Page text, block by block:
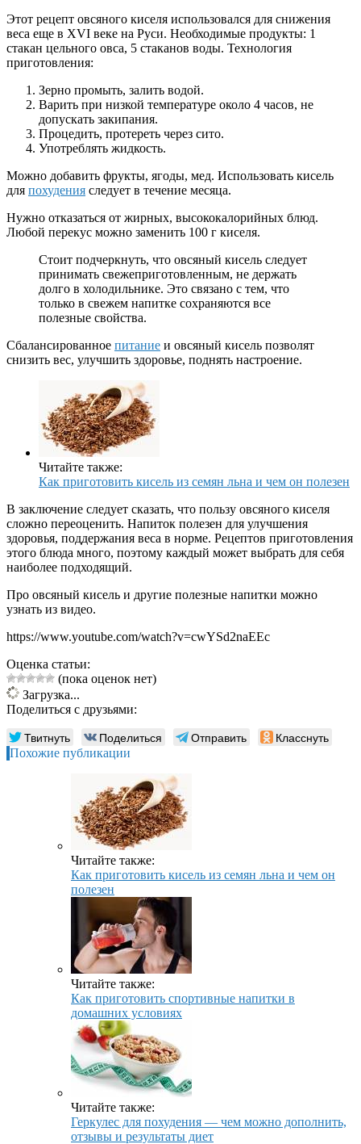
Этот рецепт овсяного киселя использовался для снижения
веса еще в XVI веке на Руси. Необходимые продукты: 1
стакан цельного овса, 5 стаканов воды. Технология
приготовления:
Зерно промыть, залить водой.
Варить при низкой температуре около 4 часов, не
допускать закипания.
Процедить, протереть через сито.
Употреблять жидкость.
Можно добавить фрукты, ягоды, мед. Использовать кисель
для похудения следует в течение месяца.
Нужно отказаться от жирных, высококалорийных блюд.
Любой перекус можно заменить 100 г киселя.
Стоит подчеркнуть, что овсяный кисель следует
принимать свежеприготовленным, не держать
долго в холодильнике. Это связано с тем, что
только в свежем напитке сохраняются все
полезные свойства.
Сбалансированное питание и овсяный кисель позволят
снизить вес, улучшить здоровье, поднять настроение.
Читайте также:
Как приготовить кисель из семян льна и чем он полезен
В заключение следует сказать, что пользу овсяного киселя
сложно переоценить. Напиток полезен для улучшения
здоровья, поддержания веса в норме. Рецептов приготовления
этого блюда много, поэтому каждый может выбрать для себя
наиболее подходящий.
Про овсяный кисель и другие полезные напитки можно
узнать из видео.
https://www.youtube.com/watch?v=cwYSd2naEEc
Оценка статьи:
(пока оценок нет)
Загрузка...
Поделиться с друзьями:
Твитнуть Поделиться Отправить Класснуть
Похожие публикации
Читайте также:
Как приготовить кисель из семян льна и чем он
полезен
Читайте также:
Как приготовить спортивные напитки в
домашних условиях
Читайте также:
Геркулес для похудения — чем можно дополнить,
отзывы и результаты диет